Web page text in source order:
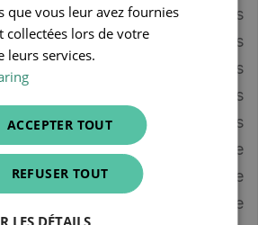
manière la plus rapide et la plus
soit avec la version la plus
logiciel. Les données des
également dupliquées
grâce à des sauvegardes
le cloud. En cas d'incendie, de
de dégâts des eaux ou de toute
d'urgence susceptible de
que vous leur avez fournies
collectées lors de votre
leurs services.
ACCEPTER TOUT
REFUSER TOUT
LES DÉTAILS